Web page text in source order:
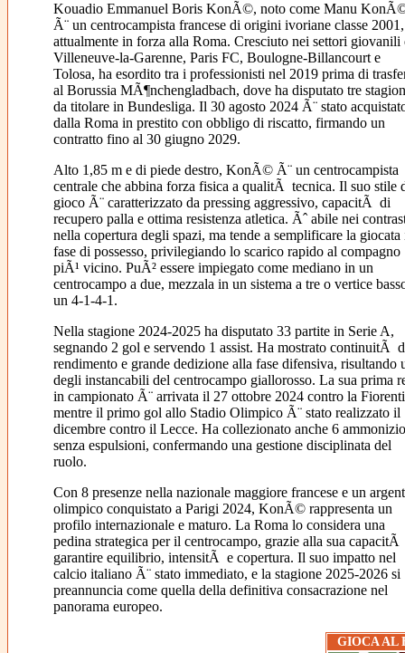
Kouadio Emmanuel Boris KonÃ©, noto come Manu
Ã¨ un centrocampista francese di origini ivoriane classe 2001,
attualmente in forza alla Roma. Cresciuto nei settori giovanili
Villeneuve-la-Garenne, Paris FC, Boulogne-Billancourt e
Tolosa, ha esordito tra i professionisti nel 2019 prima di
al Borussia MÃ¶nchengladbach, dove ha disputato tre
da titolare in Bundesliga. Il 30 agosto 2024 Ã¨ stato
dalla Roma in prestito con obbligo di riscatto, firmando un
contratto fino al 30 giugno 2029.
Alto 1,85 m e di piede destro, KonÃ© Ã¨ un centrocampista
centrale che abbina forza fisica a qualitÃ tecnica. Il suo stile
gioco Ã¨ caratterizzato da pressing aggressivo, capacitÃ di
recupero palla e ottima resistenza atletica. Ãˆ abile nei
nella copertura degli spazi, ma tende a semplificare la giocata
fase di possesso, privilegiando lo scarico rapido al compagno
piÃ¹ vicino. PuÃ² essere impiegato come mediano in un
centrocampo a due, mezzala in un sistema a tre o vertice
un 4-1-4-1.
Nella stagione 2024-2025 ha disputato 33 partite in Serie A,
segnando 2 gol e servendo 1 assist. Ha mostrato continuitÃ
rendimento e grande dedizione alla fase difensiva, risultando
degli instancabili del centrocampo giallorosso. La sua prima
in campionato Ã¨ arrivata il 27 ottobre 2024 contro la
mentre il primo gol allo Stadio Olimpico Ã¨ stato realizzato il
dicembre contro il Lecce. Ha collezionato anche 6
senza espulsioni, confermando una gestione disciplinata del
ruolo.
Con 8 presenze nella nazionale maggiore francese e un
olimpico conquistato a Parigi 2024, KonÃ© rappresenta un
profilo internazionale e maturo. La Roma lo considera una
pedina strategica per il centrocampo, grazie alla sua
garantire equilibrio, intensitÃ e copertura. Il suo impatto nel
calcio italiano Ã¨ stato immediato, e la stagione 2025-2026 si
preannuncia come quella della definitiva consacrazione nel
panorama europeo.
GIOCA AL